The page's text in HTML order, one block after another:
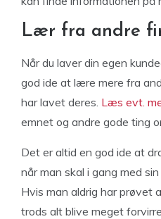
Lær fra andre
Når du laver din egen
god ide at lære mere fra
har lavet deres. Læs evt.
emnet og andre gode ting
Det er altid en god ide at
når man skal i gang med
Hvis man aldrig har prøvet
trods alt blive meget